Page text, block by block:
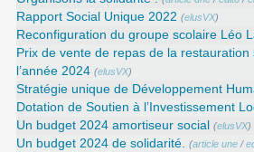
Rapport Social Unique 2022 (elusVX)
Reconfiguration du groupe scolaire Léo
Prix de vente de repas de la
l’année 2024 (elusVX)
Stratégie unique de Développement
Dotation de Soutien à l’Investissement
Un budget 2024 amortiseur social (elusVX)
Un budget 2024 de solidarité. (article une /